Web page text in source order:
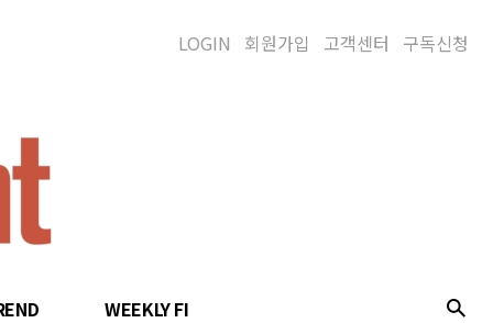
WEEKLY FI
LOGIN 회원가입 고객센터 구독신청